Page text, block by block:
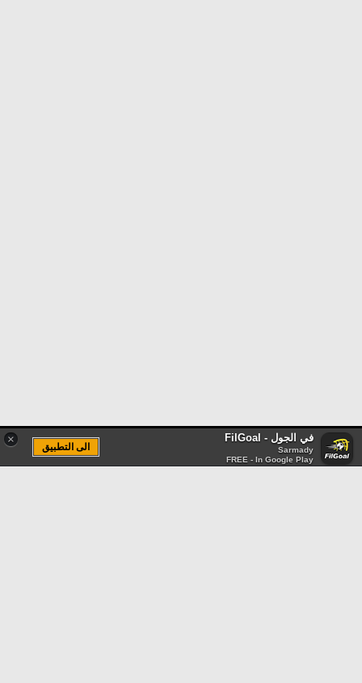
× في الجول - FilGoal
Sarmady
FREE - In Google Play
الى التطبيق